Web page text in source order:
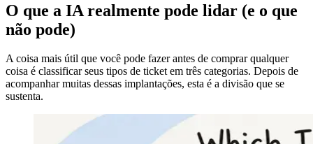
O que a IA realmente pode lidar (e o que
não pode)
A coisa mais útil que você pode fazer antes de comprar qualquer
coisa é classificar seus tipos de ticket em três categorias. Depois de
acompanhar muitas dessas implantações, esta é a divisão que se
sustenta.